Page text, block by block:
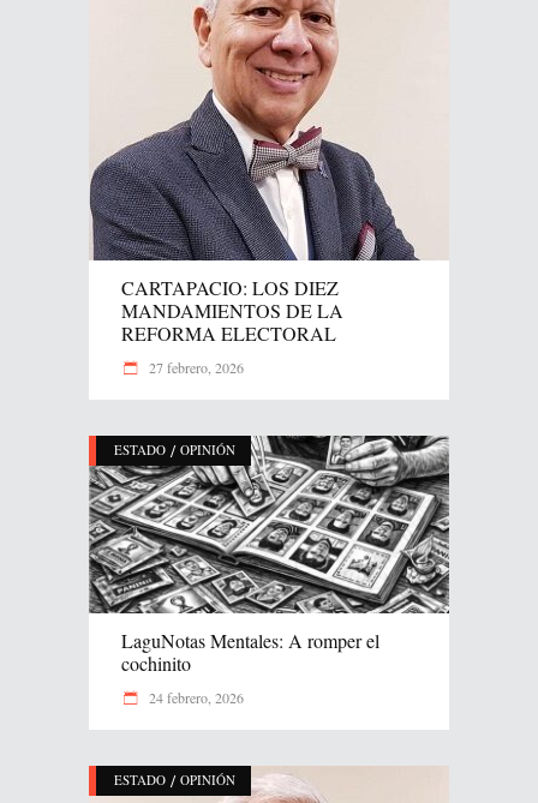
CARTAPACIO: LOS DIEZ
MANDAMIENTOS DE LA
REFORMA ELECTORAL
27 febrero, 2026
ESTADO / OPINIÓN
LaguNotas Mentales: A romper el
cochinito
24 febrero, 2026
ESTADO / OPINIÓN